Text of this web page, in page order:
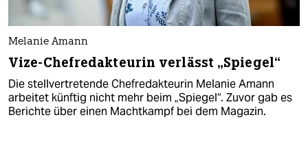
Melanie Amann
Vize-Chefredakteurin verlässt „Spiegel“
Die stellvertretende Chefredakteurin Melanie Amann
arbeitet künftig nicht mehr beim „Spiegel“. Zuvor gab es
Berichte über einen Machtkampf bei dem Magazin.